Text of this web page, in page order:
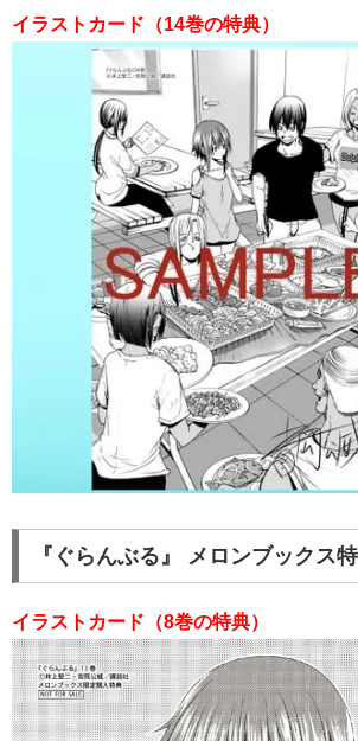
イラストカード（14巻の特典）
『ぐらんぶる』 メロンブックス
イラストカード（8巻の特典）